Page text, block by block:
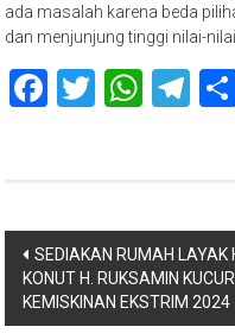
ada masalah karena beda
dan menjunjung tinggi nilai-
Facebook
Twitter
Navigasi
pos
SEDIAKAN RUMAH LAYAK
KONUT H. RUKSAMIN
KEMISKINAN EKSTRIM 2024